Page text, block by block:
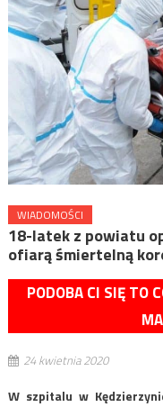
WIADOMOŚCI
18-latek z powiatu
ofiarą śmiertelną
PODOBA CI SIĘ TO
24 kwietnia 2020
W szpitalu w